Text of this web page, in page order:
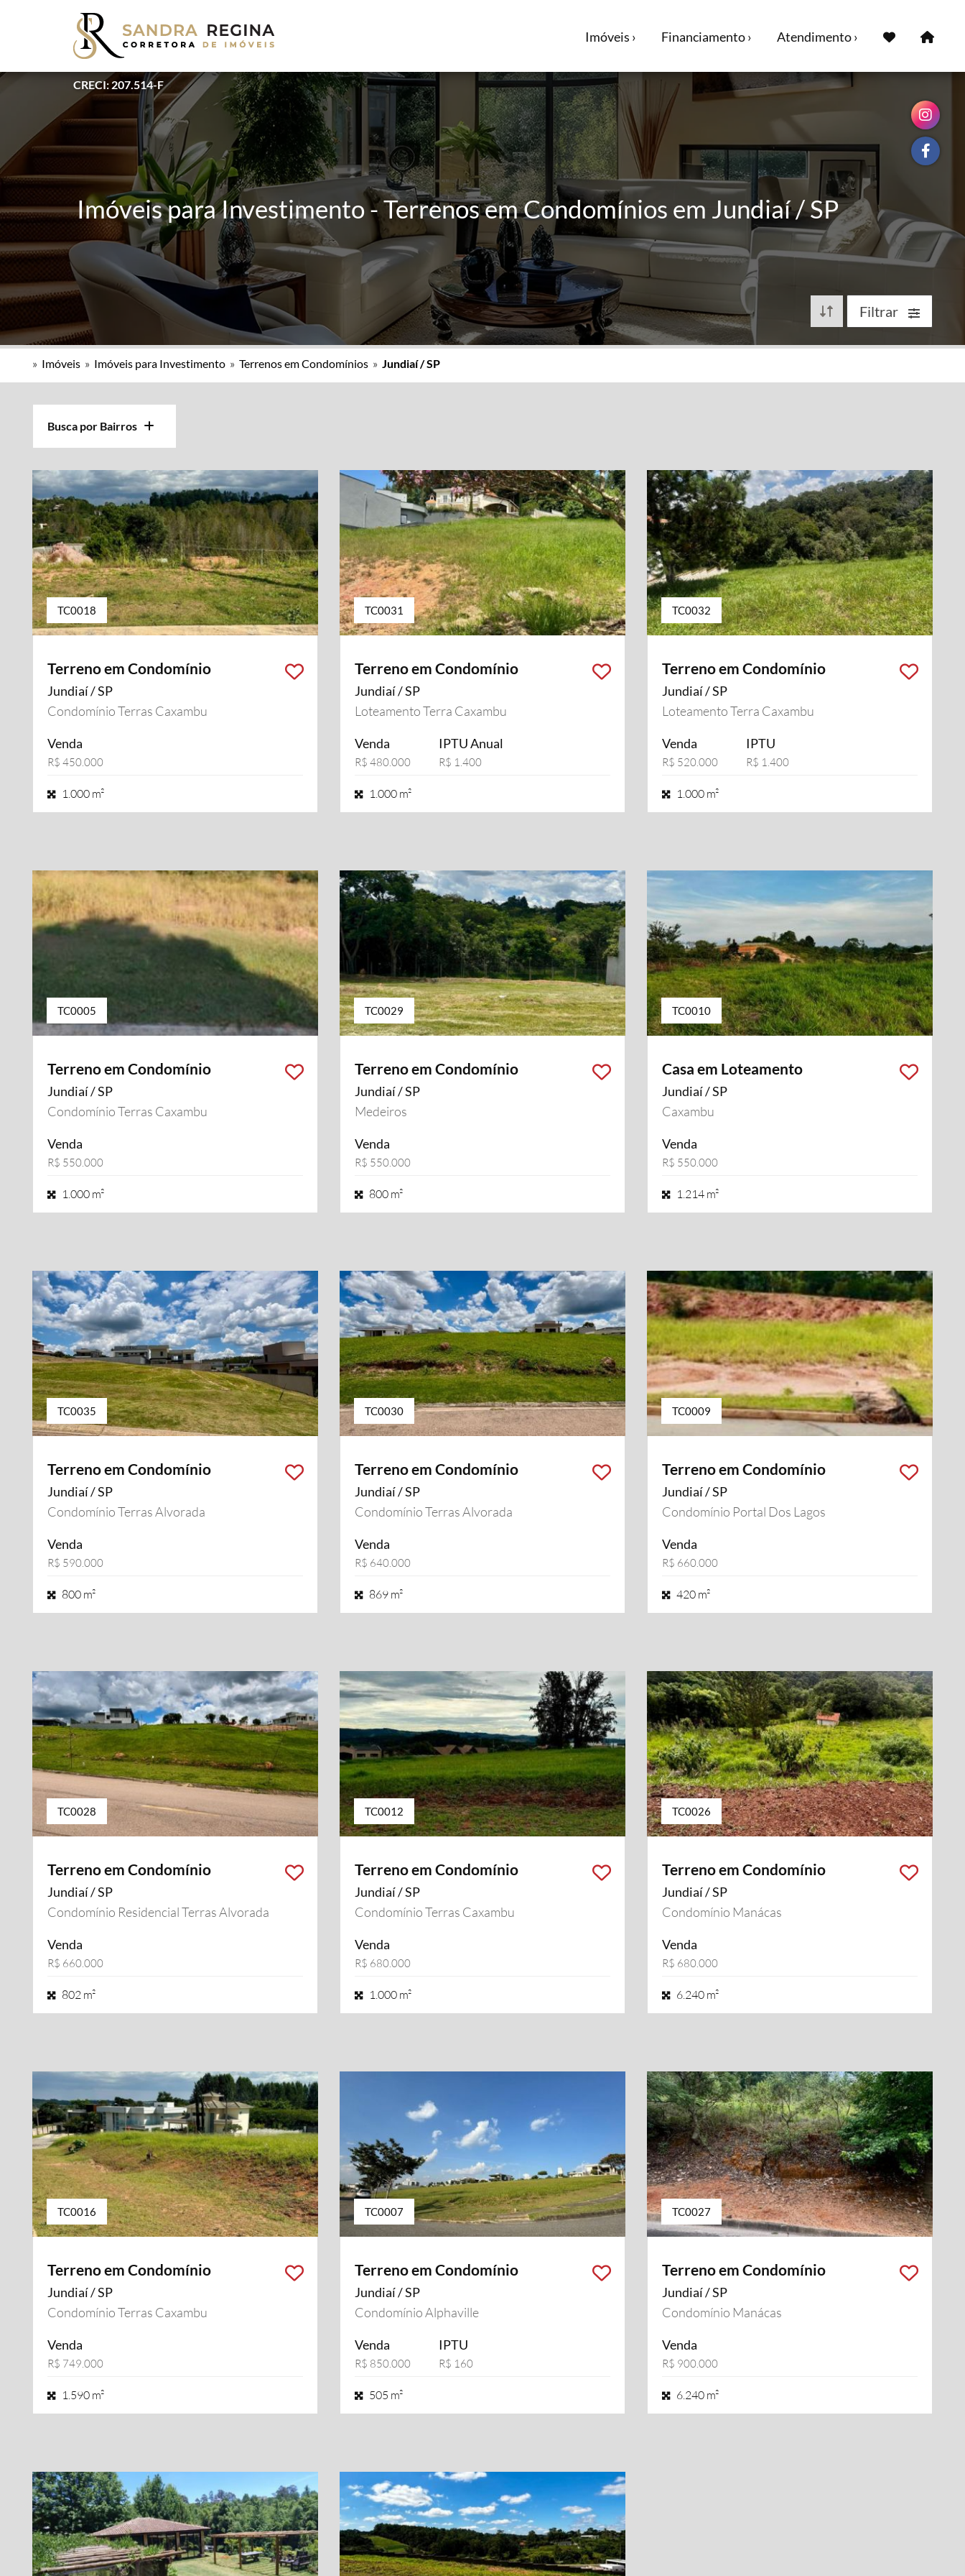
CRECI: 207.514-F
Imóveis › Financiamento › Atendimento ›
Imóveis para Investimento - Terrenos em Condomínios em Jundiaí / SP
Filtrar
» Imóveis » Imóveis para Investimento » Terrenos em Condomínios » Jundiaí / SP
Busca por Bairros
TC0018
Terreno em Condomínio
Jundiaí / SP
Condomínio Terras Caxambu
Venda
R$ 450.000
1.000 m²
TC0031
Terreno em Condomínio
Jundiaí / SP
Loteamento Terra Caxambu
Venda
R$ 480.000
IPTU Anual
R$ 1.400
1.000 m²
TC0032
Terreno em Condomínio
Jundiaí / SP
Loteamento Terra Caxambu
Venda
R$ 520.000
IPTU
R$ 1.400
1.000 m²
TC0005
Terreno em Condomínio
Jundiaí / SP
Condomínio Terras Caxambu
Venda
R$ 550.000
1.000 m²
TC0029
Terreno em Condomínio
Jundiaí / SP
Medeiros
Venda
R$ 550.000
800 m²
TC0010
Casa em Loteamento
Jundiaí / SP
Caxambu
Venda
R$ 550.000
1.214 m²
TC0035
Terreno em Condomínio
Jundiaí / SP
Condomínio Terras Alvorada
Venda
R$ 590.000
800 m²
TC0030
Terreno em Condomínio
Jundiaí / SP
Condomínio Terras Alvorada
Venda
R$ 640.000
869 m²
TC0009
Terreno em Condomínio
Jundiaí / SP
Condomínio Portal Dos Lagos
Venda
R$ 660.000
420 m²
TC0028
Terreno em Condomínio
Jundiaí / SP
Condomínio Residencial Terras Alvorada
Venda
R$ 660.000
802 m²
TC0012
Terreno em Condomínio
Jundiaí / SP
Condomínio Terras Caxambu
Venda
R$ 680.000
1.000 m²
TC0026
Terreno em Condomínio
Jundiaí / SP
Condomínio Manácas
Venda
R$ 680.000
6.240 m²
TC0016
Terreno em Condomínio
Jundiaí / SP
Condomínio Terras Caxambu
Venda
R$ 749.000
1.590 m²
TC0007
Terreno em Condomínio
Jundiaí / SP
Condomínio Alphaville
Venda
R$ 850.000
IPTU
R$ 160
505 m²
TC0027
Terreno em Condomínio
Jundiaí / SP
Condomínio Manácas
Venda
R$ 900.000
6.240 m²